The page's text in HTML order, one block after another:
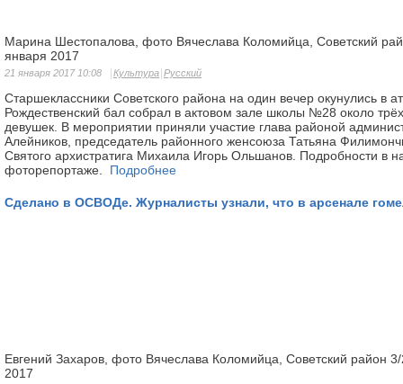
Марина Шестопалова, фото Вячеслава Коломийца, Советский
января 2017
21 января 2017 10:08 Культура Русский
Старшеклассники Советского района на один вечер окунулись в
Рождественский бал собрал в актовом зале школы №28 около
девушек. В мероприятии приняли участие глава районой
Алейников, председатель районного женсоюза Татьяна
Святого архистратига Михаила Игорь Ольшанов. Подробности в
фоторепортаже. Подробнее
Сделано в ОСВОДе. Журналисты узнали, что в арсенале
Евгений Захаров, фото Вячеслава Коломийца, Советский район
2017